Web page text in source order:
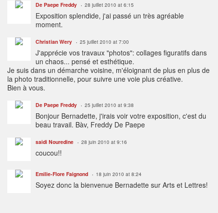
De Paepe Freddy 28 juillet 2010 at 6:15
Exposition splendide, j'ai passé un très agréable
moment.
Christian Wery 25 juillet 2010 at 7:00
J'apprécie vos travaux "photos": collages figuratifs dans
un chaos... pensé et esthétique.
Je suis dans un démarche voisine, m'éloignant de plus en plus de
la photo traditionnelle, pour suivre une voie plus créative.
Bien à vous.
De Paepe Freddy 25 juillet 2010 at 9:38
Bonjour Bernadette, j'irais voir votre exposition, c'est du
beau travail. Bàv, Freddy De Paepe
saidi Nouredine 28 juin 2010 at 9:16
coucou!!
Emilie-Flore Faignond 18 juin 2010 at 8:24
Soyez donc la bienvenue Bernadette sur Arts et Lettres!